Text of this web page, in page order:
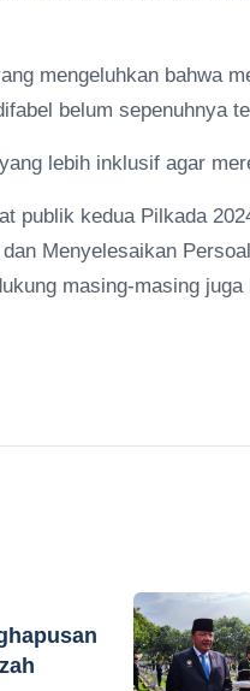
mengeluhkan bahwa
belum sepenuhnya
lebih inklusif agar
publik kedua Pilkada
Menyelesaikan
masing-masing